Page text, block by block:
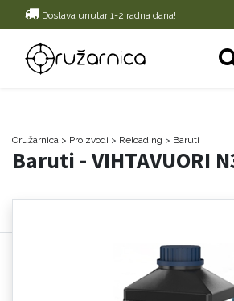
Dostava unutar 1-2 radna dana!
Oružarnica > Proizvodi > Reloading > Baruti
Baruti - VIHTAVUORI